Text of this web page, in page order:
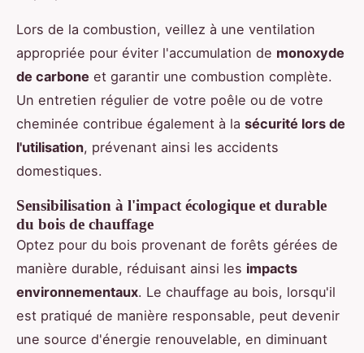
Lors de la combustion, veillez à une ventilation
appropriée pour éviter l'accumulation de monoxyde
de carbone et garantir une combustion complète.
Un entretien régulier de votre poêle ou de votre
cheminée contribue également à la sécurité lors de
l'utilisation, prévenant ainsi les accidents
domestiques.
Sensibilisation à l'impact écologique et durable
du bois de chauffage
Optez pour du bois provenant de forêts gérées de
manière durable, réduisant ainsi les impacts
environnementaux. Le chauffage au bois, lorsqu'il
est pratiqué de manière responsable, peut devenir
une source d'énergie renouvelable, en diminuant